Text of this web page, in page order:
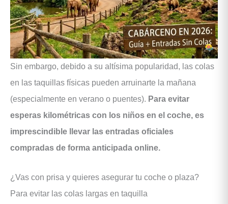
Sin embargo, debido a su altísima popularidad, las colas
en las taquillas físicas pueden arruinarte la mañana
(especialmente en verano o puentes). Para evitar
esperas kilométricas con los niños en el coche, es
imprescindible llevar las entradas oficiales
compradas de forma anticipada online.
¿Vas con prisa y quieres asegurar tu coche o plaza?
Para evitar las colas largas en taquilla